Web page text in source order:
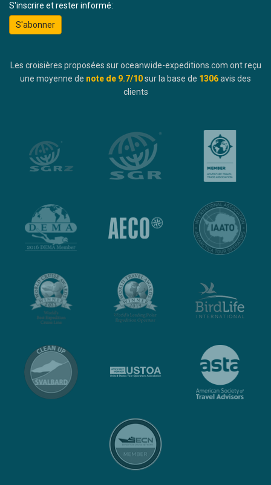
S'inscrire et rester informé:
S'abonner
Les croisières proposées sur oceanwide-expeditions.com ont reçu
une moyenne de note de 9.7/10sur la base de 1306avis des
clients